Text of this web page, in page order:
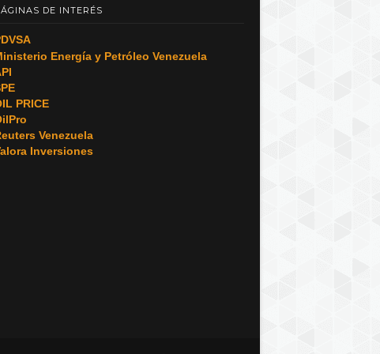
DE INTERÉS
Energía y Petróleo Venezuela
PRICE
Venezuela
Inversiones